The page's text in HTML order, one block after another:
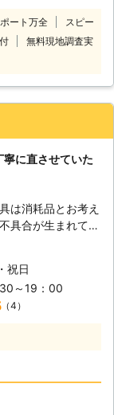
す。 椅子や
ベッド、テーブ
ど、どのような家
、諦めることはあ
まった数々の家具
望
気軽にご相談くだ
せていただいてお
ート万全
スピー
無料現地調査実
に直させていた
は消耗品とお考え
具合が生まれて
てしまうか、その
ら使い続けている
いでしょうか。し
よいのでしょう
工房」は、日本で
祝日
～19：00
（4）